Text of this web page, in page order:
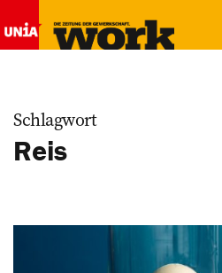
Schlagwort
Reis